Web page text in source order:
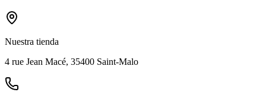
Nuestra tienda
4 rue Jean Macé, 35400 Saint-Malo